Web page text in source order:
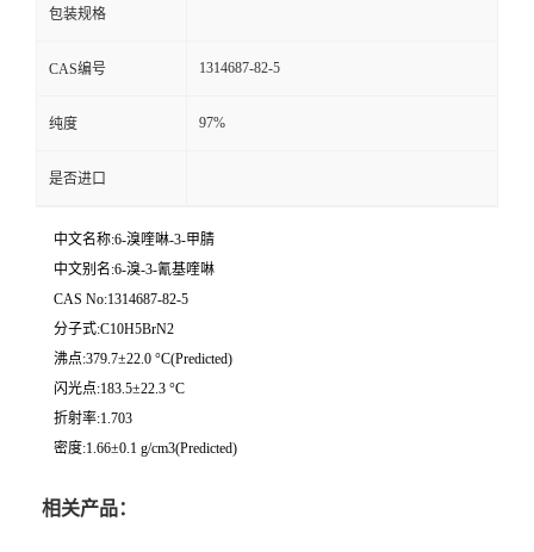
包装规格
CAS编号 1314687-82-5
纯度 97%
是否进口
中文名称:6-溴喹啉-3-甲腈
中文别名:6-溴-3-氰基喹啉
CAS No:1314687-82-5
分子式:C10H5BrN2
沸点:379.7±22.0 °C(Predicted)
闪光点:183.5±22.3 °C
折射率:1.703
密度:1.66±0.1 g/cm3(Predicted)
相关产品：